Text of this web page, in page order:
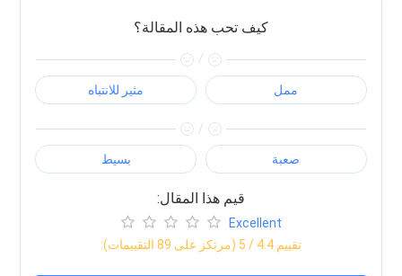
كيف تحب هذه المقالة؟
/
مثير للانتباه ممل
/
بسيط صعبة
:قيم هذا المقال
Excellent
:تقييم 4.4 / 5 (مرتكز على 89 التقييمات)